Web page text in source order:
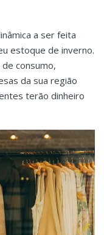
a ser feita
estoque de inverno.
consumo,
da sua região
terão dinheiro